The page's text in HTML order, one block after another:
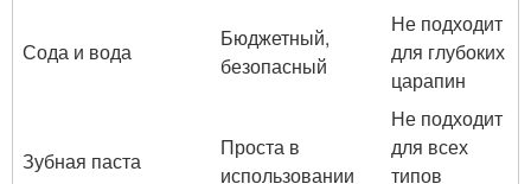
Сода и вода
Бюджетный,
безопасный
Не подходит
для глубоких
царапин
Зубная паста
Проста в
использовании
Не подходит
для всех
типов